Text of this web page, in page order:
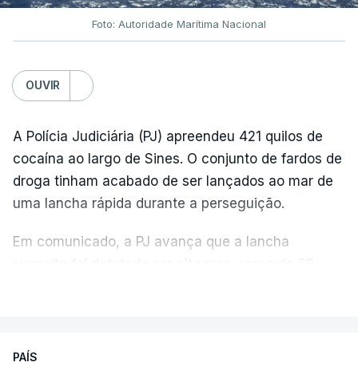
Foto: Autoridade Marítima Nacional
OUVIR
A Polícia Judiciária (PJ) apreendeu 421 quilos de
cocaína ao largo de Sines. O conjunto de fardos de
droga tinham acabado de ser lançados ao mar de
uma lancha rápida durante a perseguição.
Em comunicado, a PJ avança que a lancha
desencadeando uma ação de prevenção
PAÍS